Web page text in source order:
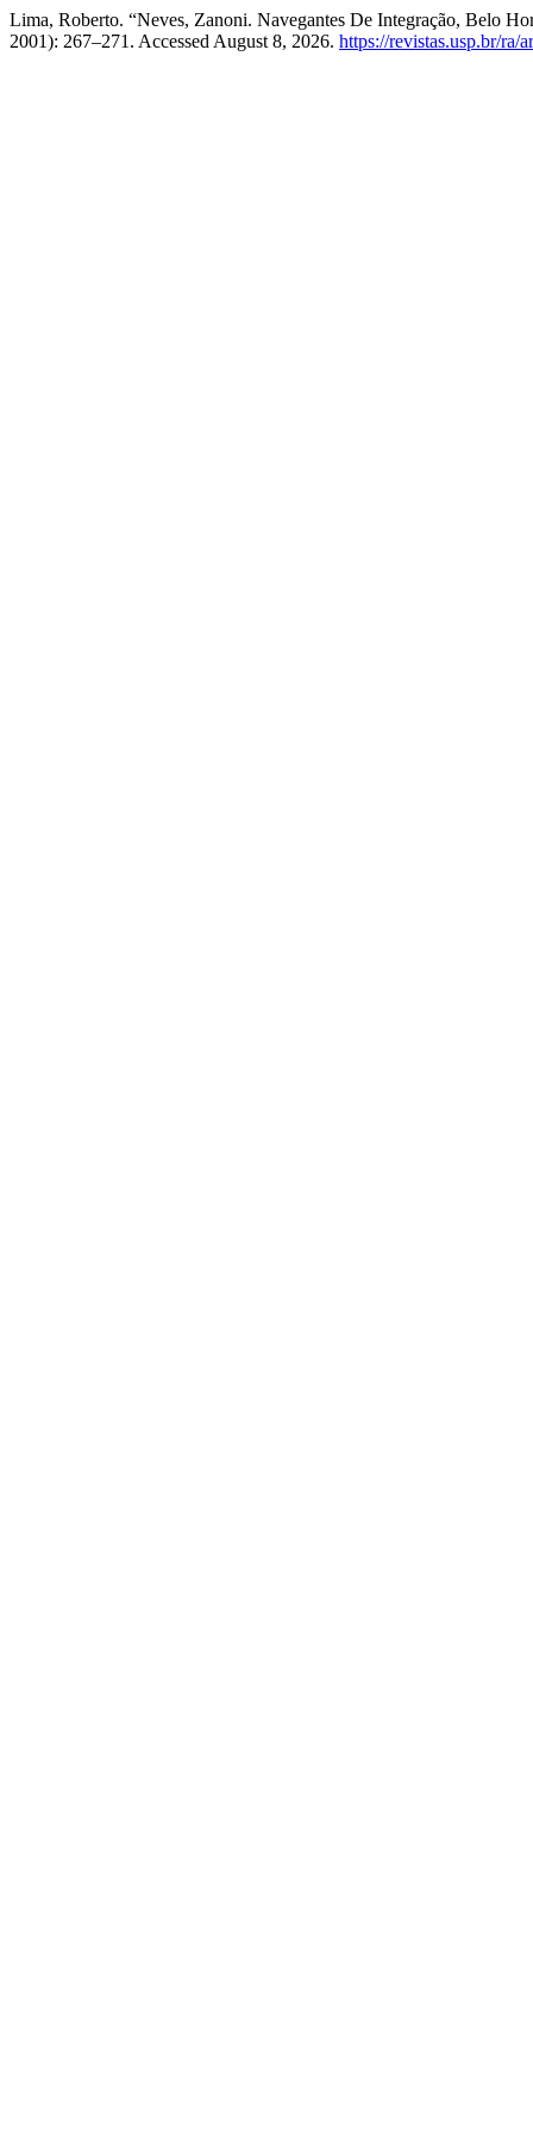
Lima, Roberto. “Neves, Zanoni. Navegantes De Integração, Belo
2001): 267–271. Accessed August 8, 2026. https://revistas.usp.br/ra/